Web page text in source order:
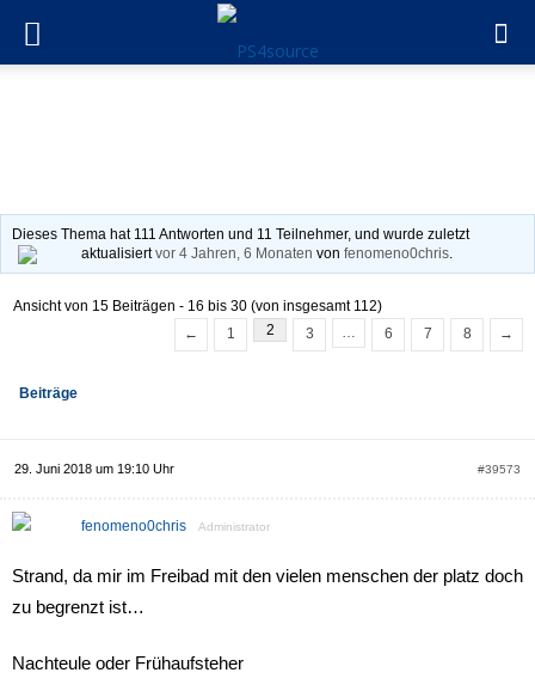
Dieses Thema hat 111 Antworten und 11 Teilnehmer, und wurde zuletzt
aktualisiertvor 4 Jahren, 6 Monaten vonfenomeno0chris.
Ansicht von 15 Beiträgen - 16 bis 30 (von insgesamt 112)
←
1 2 3 … 6 7 8 →
Beiträge
29. Juni 2018 um 19:10 Uhr #39573
fenomeno0chris Administrator
Strand, da mir im Freibad mit den vielen menschen der platz doch
zu begrenzt ist…
Nachteule oder Frühaufsteher